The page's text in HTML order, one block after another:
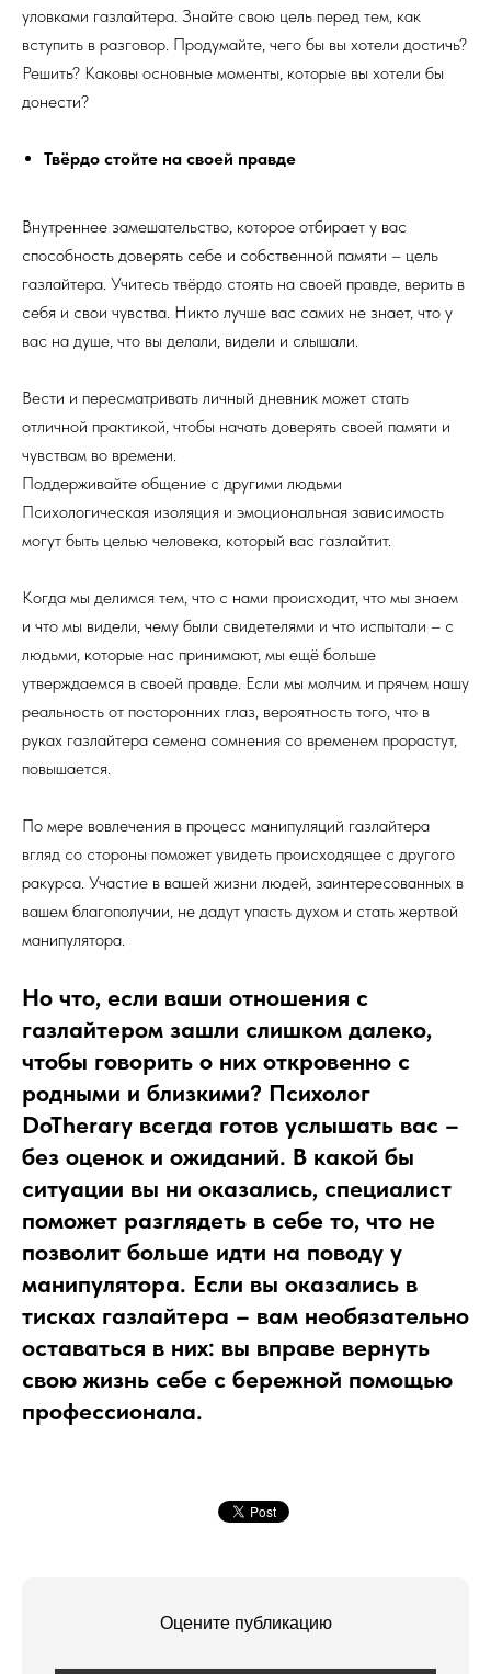
уловками газлайтера. Знайте свою цель перед тем, как
вступить в разговор. Продумайте, чего бы вы хотели достичь?
Решить? Каковы основные моменты, которые вы хотели бы
донести?
Твёрдо стойте на своей правде
Внутреннее замешательство, которое отбирает у вас
способность доверять себе и собственной памяти – цель
газлайтера. Учитесь твёрдо стоять на своей правде, верить в
себя и свои чувства. Никто лучше вас самих не знает, что у
вас на душе, что вы делали, видели и слышали.
Вести и пересматривать личный дневник может стать
отличной практикой, чтобы начать доверять своей памяти и
чувствам во времени.
Поддерживайте общение с другими людьми
Психологическая изоляция и эмоциональная зависимость
могут быть целью человека, который вас газлайтит.
Когда мы делимся тем, что с нами происходит, что мы знаем
и что мы видели, чему были свидетелями и что испытали – с
людьми, которые нас принимают, мы ещё больше
утверждаемся в своей правде. Если мы молчим и прячем нашу
реальность от посторонних глаз, вероятность того, что в
руках газлайтера семена сомнения со временем прорастут,
повышается.
По мере вовлечения в процесс манипуляций газлайтера
вгляд со стороны поможет увидеть происходящее с другого
ракурса. Участие в вашей жизни людей, заинтересованных в
вашем благополучии, не дадут упасть духом и стать жертвой
манипулятора.
Но что, если ваши отношения с
газлайтером зашли слишком далеко,
чтобы говорить о них откровенно с
родными и близкими? Психолог
DoTherary всегда готов услышать вас –
без оценок и ожиданий. В какой бы
ситуации вы ни оказались, специалист
поможет разглядеть в себе то, что не
позволит больше идти на поводу у
манипулятора. Если вы оказались в
тисках газлайтера – вам необязательно
оставаться в них: вы вправе вернуть
свою жизнь себе с бережной помощью
профессионала.
Оцените публикацию